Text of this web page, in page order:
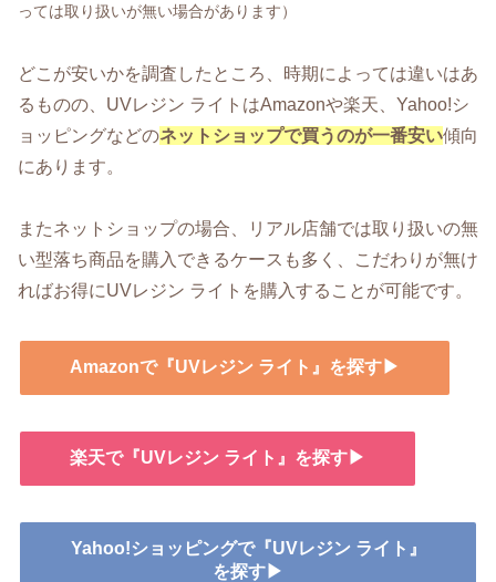
っては取り扱いが無い場合があります）
どこが安いかを調査したところ、時期によっては違いはあ
るものの、UVレジン ライトはAmazonや楽天、Yahoo!シ
ョッピングなどのネットショップで買うのが一番安い傾向
にあります。
またネットショップの場合、リアル店舗では取り扱いの無
い型落ち商品を購入できるケースも多く、こだわりが無け
ればお得にUVレジン ライトを購入することが可能です。
Amazonで『UVレジン ライト』を探す▶
楽天で『UVレジン ライト』を探す▶
Yahoo!ショッピングで『UVレジン ライト』
を探す▶